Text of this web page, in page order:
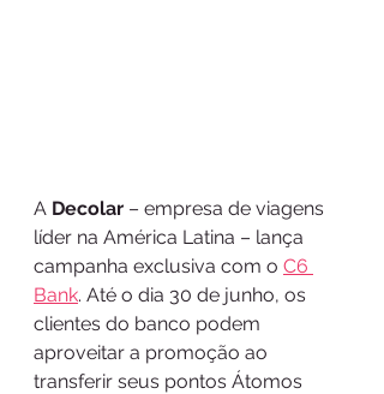
A Decolar – empresa de viagens
líder na América Latina – lança
campanha exclusiva com o C6
Bank. Até o dia 30 de junho, os
clientes do banco podem
aproveitar a promoção ao
transferir seus pontos Átomos